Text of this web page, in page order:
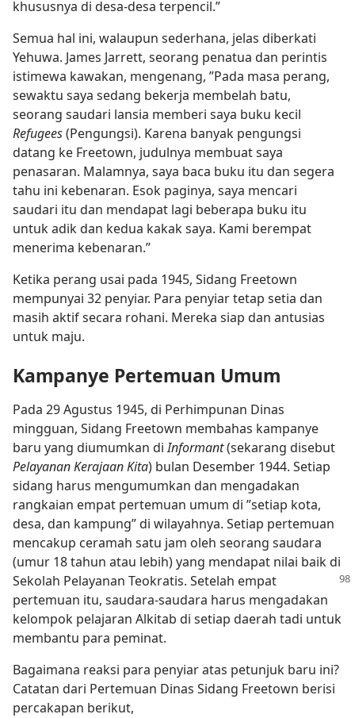
khususnya di desa-desa terpencil.”
Semua hal ini, walaupun sederhana, jelas diberkati
Yehuwa. James Jarrett, seorang penatua dan perintis
istimewa kawakan, mengenang, ”Pada masa perang,
sewaktu saya sedang bekerja membelah batu,
seorang saudari lansia memberi saya buku kecil
Refugees(Pengungsi). Karena banyak pengungsi
datang ke Freetown, judulnya membuat saya
penasaran. Malamnya, saya baca buku itu dan segera
tahu ini kebenaran. Esok paginya, saya mencari
saudari itu dan mendapat lagi beberapa buku itu
untuk adik dan kedua kakak saya. Kami berempat
menerima kebenaran.”
Ketika perang usai pada 1945, Sidang Freetown
mempunyai 32 penyiar. Para penyiar tetap setia dan
masih aktif secara rohani. Mereka siap dan antusias
untuk maju.
Kampanye Pertemuan Umum
Pada 29 Agustus 1945, di Perhimpunan Dinas
mingguan, Sidang Freetown membahas kampanye
baru yang diumumkan diInformant(sekarang disebut
Pelayanan Kerajaan Kita) bulan Desember 1944. Setiap
sidang harus mengumumkan dan mengadakan
rangkaian empat pertemuan umum di ”setiap kota,
desa, dan kampung” di wilayahnya. Setiap pertemuan
mencakup ceramah satu jam oleh seorang saudara
(umur 18 tahun atau lebih) yang mendapat nilai baik di
Sekolah Pelayanan Teokratis. Setelah empat
pertemuan itu, saudara-saudara harus mengadakan
kelompok pelajaran Alkitab di setiap daerah tadi untuk
membantu para peminat.
Bagaimana reaksi para penyiar atas petunjuk baru ini?
Catatan dari Pertemuan Dinas Sidang Freetown berisi
percakapan berikut,